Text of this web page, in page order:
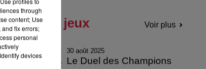
Tous les jeux Voir plus
30 août 2025
Le Duel des Champions
through
content; Use
fix errors;
personal
devices